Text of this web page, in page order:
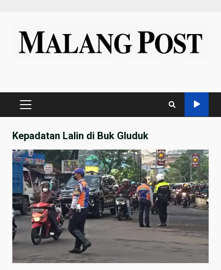
content
PRIMARY
Kepadatan Lalin di Buk Gluduk